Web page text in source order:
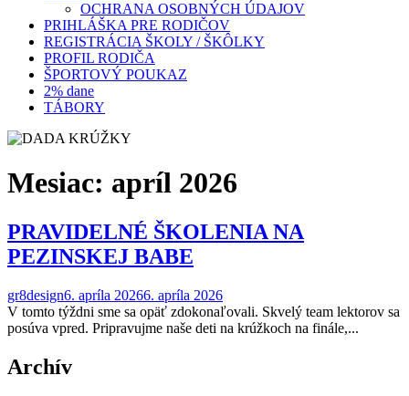
OCHRANA OSOBNÝCH ÚDAJOV
PRIHLÁŠKA PRE RODIČOV
REGISTRÁCIA ŠKOLY / ŠKÔLKY
PROFIL RODIČA
ŠPORTOVÝ POUKAZ
2% dane
TÁBORY
Mesiac: apríl 2026
PRAVIDELNÉ ŠKOLENIA NA
PEZINSKEJ BABE
gr8design6. apríla 20266. apríla 2026
V tomto týždni sme sa opäť zdokonaľovali. Skvelý team lektorov sa
posúva vpred. Pripravujme naše deti na krúžkoch na finále,...
Archív